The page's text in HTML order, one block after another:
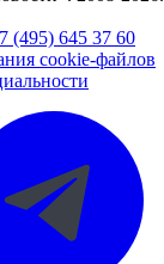
(495) 645 37 60
cookie-файлов